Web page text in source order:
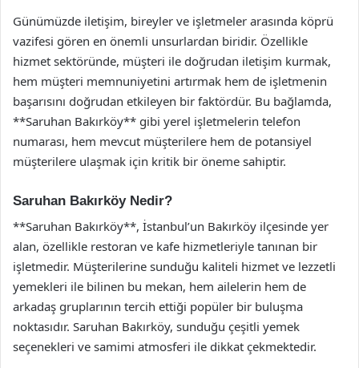
Günümüzde iletişim, bireyler ve işletmeler arasında köprü
vazifesi gören en önemli unsurlardan biridir. Özellikle
hizmet sektöründe, müşteri ile doğrudan iletişim kurmak,
hem müşteri memnuniyetini artırmak hem de işletmenin
başarısını doğrudan etkileyen bir faktördür. Bu bağlamda,
**Saruhan Bakırköy** gibi yerel işletmelerin telefon
numarası, hem mevcut müşterilere hem de potansiyel
müşterilere ulaşmak için kritik bir öneme sahiptir.
Saruhan Bakırköy Nedir?
**Saruhan Bakırköy**, İstanbul’un Bakırköy ilçesinde yer
alan, özellikle restoran ve kafe hizmetleriyle tanınan bir
işletmedir. Müşterilerine sunduğu kaliteli hizmet ve lezzetli
yemekleri ile bilinen bu mekan, hem ailelerin hem de
arkadaş gruplarının tercih ettiği popüler bir buluşma
noktasıdır. Saruhan Bakırköy, sunduğu çeşitli yemek
seçenekleri ve samimi atmosferi ile dikkat çekmektedir.